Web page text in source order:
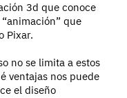
3d que conoce
que
Pixar.
no se limita a estos
ventajas nos puede
el diseño